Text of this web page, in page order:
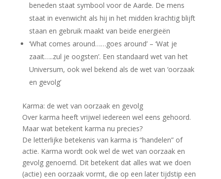
beneden staat symbool voor de Aarde. De mens
staat in evenwicht als hij in het midden krachtig blijft
staan en gebruik maakt van beide energieën
‘What comes around……goes around’ – ‘Wat je
zaait…..zul je oogsten’. Een standaard wet van het
Universum, ook wel bekend als de wet van ‘oorzaak
en gevolg’
Karma: de wet van oorzaak en gevolg
Over karma heeft vrijwel iedereen wel eens gehoord.
Maar wat betekent karma nu precies?
De letterlijke betekenis van karma is “handelen” of
actie. Karma wordt ook wel de wet van oorzaak en
gevolg genoemd. Dit betekent dat alles wat we doen
(actie) een oorzaak vormt, die op een later tijdstip een